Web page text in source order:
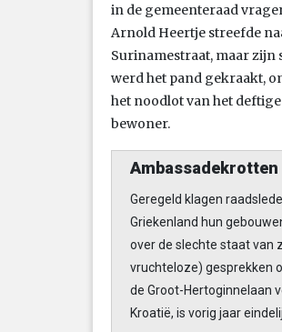
in de gemeenteraad
Arnold Heertje streefde
Surinamestraat, maar
werd het pand gekraakt,
het noodlot van het
bewoner.
Ambassadekrotten
Geregeld klagen
Griekenland hun
over de slechte staat van
vruchteloze) gesprekken
de Groot-Hertoginnelaan
Kroatië, is vorig jaar